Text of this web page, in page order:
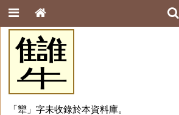
犫
「犫」字未收錄於本資料庫。